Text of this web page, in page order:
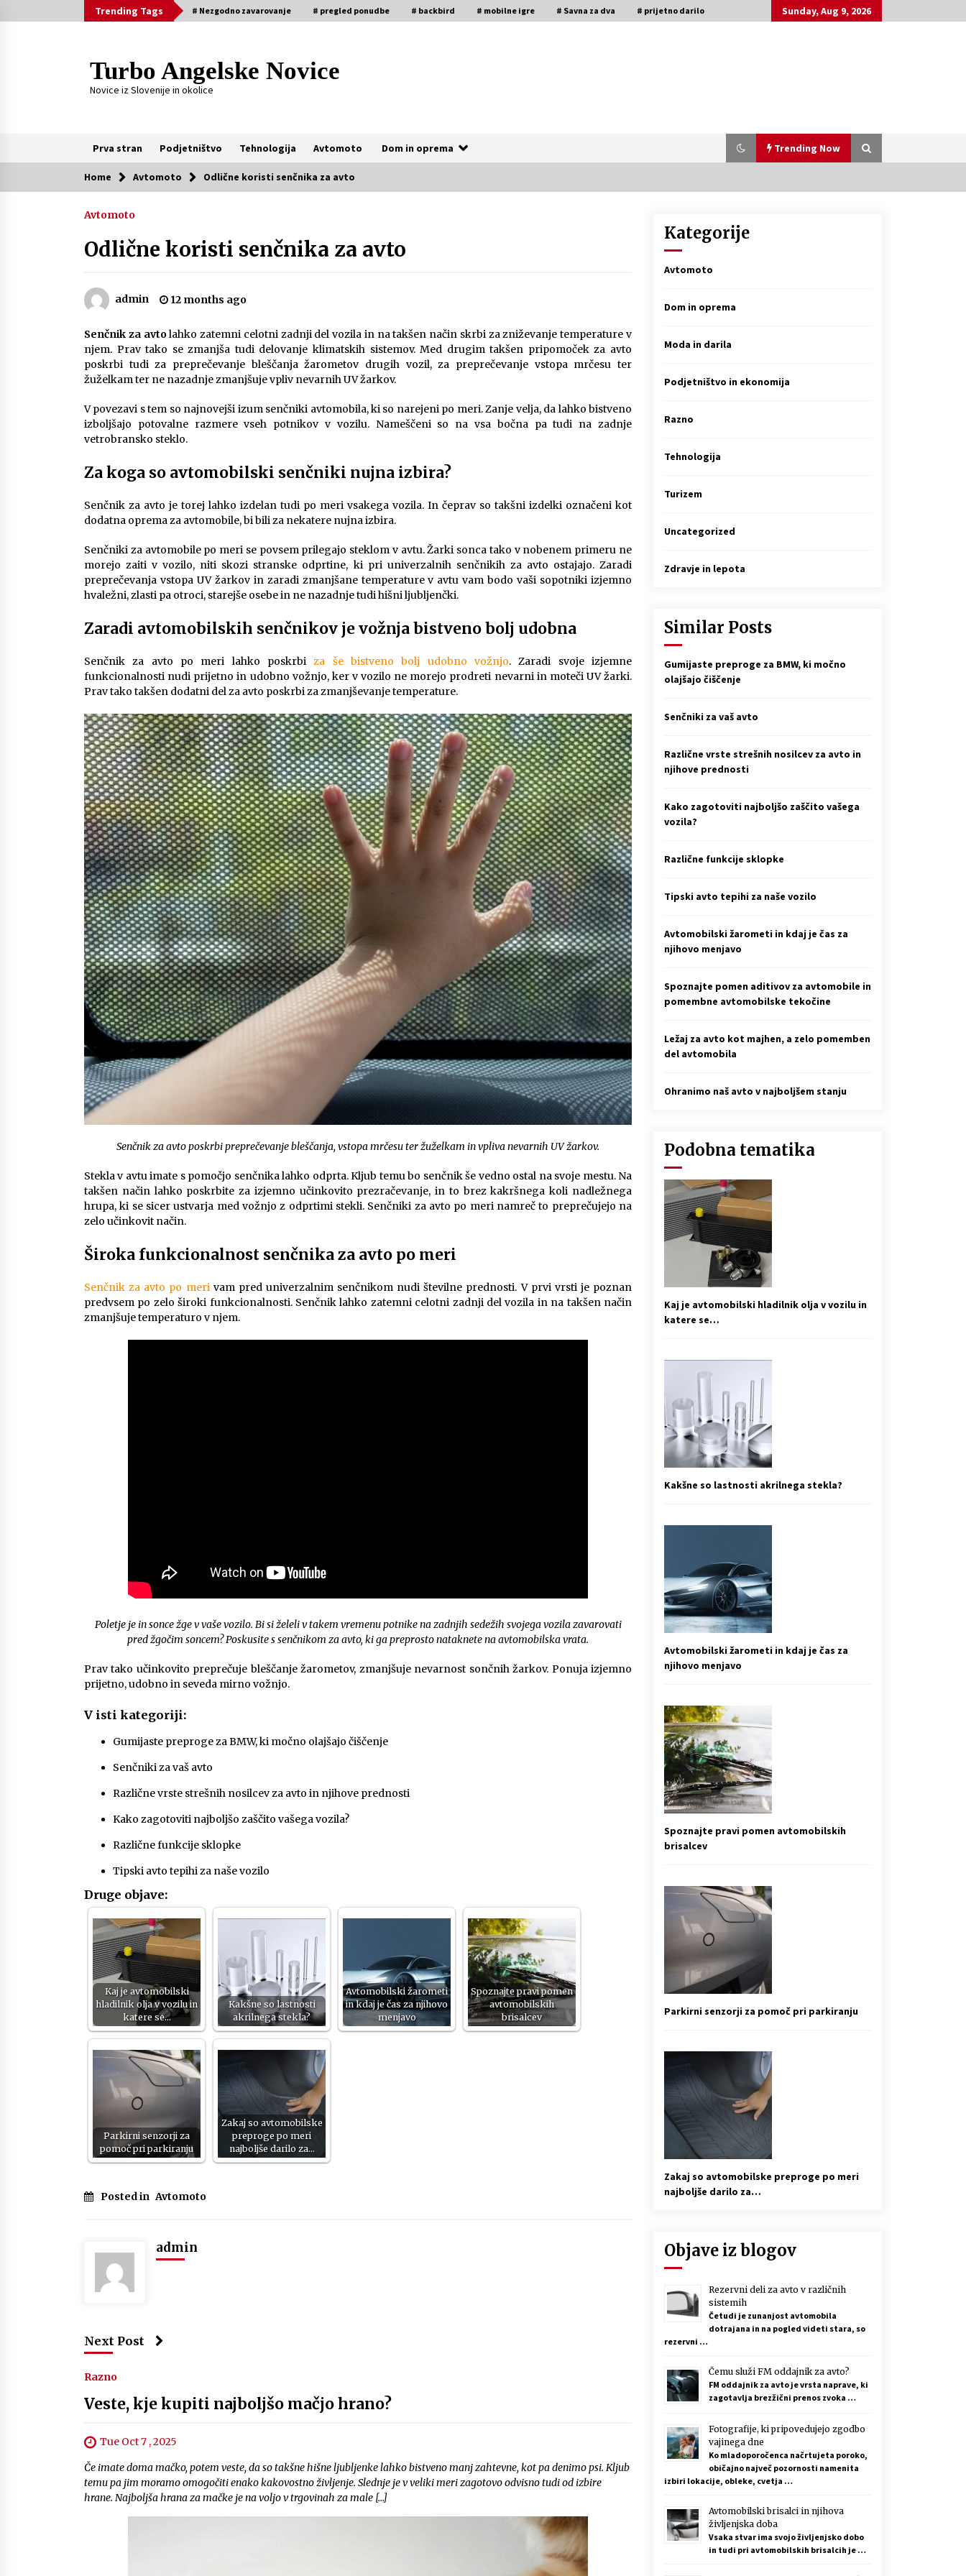
to
Trending Tags # Nezgodno zavarovanje # pregled ponudbe # backbird # mobilne igre # Savna za dva # prijetno darilo Sunday, Aug 9, 2026
Turbo Angelske Novice
Novice iz Slovenije in okolice
Prva stran Podjetništvo Tehnologija Avtomoto Dom in oprema Trending Now
Trending Now
2 weeks ago
Zanimivi in uporabni darilni paketi
za rojstni dan
Spoznajte pravi pomen
avtomobilskih brisalcev
storiti, ko odpove
Različne vrste strešnih nosilcev za
avto in njihove prednosti
5 months ago
Ključne lastnosti električnih
agregatov, ki jih je dobro poznati
6 months ago
Kaj morate vedeti o ileostomi?
7 months ago
Komu lahko pomaga dober
Home Avtomoto Odlične koristi senčnika za avto
Avtomoto
Odlične koristi senčnika za avto
admin 12 months ago
Senčnik za avtolahko zatemni celotni zadnji del vozila in na takšen način skrbi za zniževanje temperature v
njem. Prav tako se zmanjša tudi delovanje klimatskih sistemov. Med drugim takšen pripomoček za avto
poskrbi tudi za preprečevanje bleščanja žarometov drugih vozil, za preprečevanje vstopa mrčesu ter
žuželkam ter ne nazadnje zmanjšuje vpliv nevarnih UV žarkov.
V povezavi s tem so najnovejši izum senčniki avtomobila, ki so narejeni po meri. Zanje velja, da lahko bistveno
izboljšajo potovalne razmere vseh potnikov v vozilu. Nameščeni so na vsa bočna pa tudi na zadnje
vetrobransko steklo.
Za koga so avtomobilski senčniki nujna izbira?
Senčnik za avto je torej lahko izdelan tudi po meri vsakega vozila. In čeprav so takšni izdelki označeni kot
dodatna oprema za avtomobile, bi bili za nekatere nujna izbira.
Senčniki za avtomobile po meri se povsem prilegajo steklom v avtu. Žarki sonca tako v nobenem primeru ne
morejo zaiti v vozilo, niti skozi stranske odprtine, ki pri univerzalnih senčnikih za avto ostajajo. Zaradi
preprečevanja vstopa UV žarkov in zaradi zmanjšane temperature v avtu vam bodo vaši sopotniki izjemno
hvaležni, zlasti pa otroci, starejše osebe in ne nazadnje tudi hišni ljubljenčki.
Zaradi avtomobilskih senčnikov je vožnja bistveno bolj udobna
Senčnik za avto po meri lahko poskrbiza še bistveno bolj udobno vožnjo. Zaradi svoje izjemne
funkcionalnosti nudi prijetno in udobno vožnjo, ker v vozilo ne morejo prodreti nevarni in moteči UV žarki.
Prav tako takšen dodatni del za avto poskrbi za zmanjševanje temperature.
Senčnik za avto poskrbi preprečevanje bleščanja, vstopa mrčesu ter žuželkam in vpliva nevarnih UV žarkov.
Stekla v avtu imate s pomočjo senčnika lahko odprta. Kljub temu bo senčnik še vedno ostal na svoje mestu. Na
takšen način lahko poskrbite za izjemno učinkovito prezračevanje, in to brez kakršnega koli nadležnega
hrupa, ki se sicer ustvarja med vožnjo z odprtimi stekli. Senčniki za avto po meri namreč to preprečujejo na
zelo učinkovit način.
Široka funkcionalnost senčnika za avto po meri
Senčnik za avto po merivam pred univerzalnim senčnikom nudi številne prednosti. V prvi vrsti je poznan
predvsem po zelo široki funkcionalnosti. Senčnik lahko zatemni celotni zadnji del vozila in na takšen način
zmanjšuje temperaturo v njem.
Poletje je in sonce žge v vaše vozilo. Bi si želeli v takem vremenu potnike na zadnjih sedežih svojega vozila zavarovati
pred žgočim soncem? Poskusite s senčnikom za avto, ki ga preprosto nataknete na avtomobilska vrata.
Prav tako učinkovito preprečuje bleščanje žarometov, zmanjšuje nevarnost sončnih žarkov. Ponuja izjemno
prijetno, udobno in seveda mirno vožnjo.
V isti kategoriji:
Gumijaste preproge za BMW, ki močno olajšajo čiščenje
Senčniki za vaš avto
Različne vrste strešnih nosilcev za avto in njihove prednosti
Kako zagotoviti najboljšo zaščito vašega vozila?
Različne funkcije sklopke
Tipski avto tepihi za naše vozilo
Druge objave:
Kaj je avtomobilski
hladilnik olja v vozilu in
katere se…
Kakšne so lastnosti
akrilnega stekla?
Avtomobilski žarometi
in kdaj je čas za njihovo
menjavo
Spoznajte pravi pomen
avtomobilskih
brisalcev
Parkirni senzorji za
pomoč pri parkiranju
Zakaj so avtomobilske
preproge po meri
najboljše darilo za…
Posted in Avtomoto
admin
Next Post
Razno
Veste, kje kupiti najboljšo mačjo hrano?
Tue Oct 7 , 2025
Če imate doma mačko, potem veste, da so takšne hišne ljubljenke lahko bistveno manj zahtevne, kot pa denimo psi. Kljub
temu pa jim moramo omogočiti enako kakovostno življenje. Slednje je v veliki meri zagotovo odvisno tudi od izbire
hrane. Najboljša hrana za mačke je na voljo v trgovinah za male […]
Kategorije
Avtomoto
Dom in oprema
Moda in darila
Podjetništvo in ekonomija
Razno
Tehnologija
Turizem
Uncategorized
Zdravje in lepota
Similar Posts
Gumijaste preproge za BMW, ki močno
olajšajo čiščenje
Senčniki za vaš avto
Različne vrste strešnih nosilcev za avto in
njihove prednosti
Kako zagotoviti najboljšo zaščito vašega
vozila?
Različne funkcije sklopke
Tipski avto tepihi za naše vozilo
Avtomobilski žarometi in kdaj je čas za
njihovo menjavo
Spoznajte pomen aditivov za avtomobile in
pomembne avtomobilske tekočine
Ležaj za avto kot majhen, a zelo pomemben
del avtomobila
Ohranimo naš avto v najboljšem stanju
Podobna tematika
Kaj je avtomobilski hladilnik olja v vozilu in
katere se…
Kakšne so lastnosti akrilnega stekla?
Avtomobilski žarometi in kdaj je čas za
njihovo menjavo
Spoznajte pravi pomen avtomobilskih
brisalcev
Parkirni senzorji za pomoč pri parkiranju
Zakaj so avtomobilske preproge po meri
najboljše darilo za…
Objave iz blogov
Rezervni deli za avto v različnih
sistemih
Četudi je zunanjost avtomobila
dotrajana in na pogled videti stara, so
rezervni …
Čemu služi FM oddajnik za avto?
FM oddajnik za avto je vrsta naprave, ki
zagotavlja brezžični prenos zvoka …
Fotografije, ki pripovedujejo zgodbo
vajinega dne
Ko mladoporočenca načrtujeta poroko,
običajno največ pozornosti namenita
izbiri lokacije, obleke, cvetja …
Avtomobilski brisalci in njihova
življenjska doba
Vsaka stvar ima svojo življenjsko dobo
in tudi pri avtomobilskih brisalcih je …